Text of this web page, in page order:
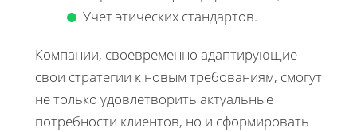
Учет этических стандартов.
Компании, своевременно адаптирующие
свои стратегии к новым требованиям, смогут
не только удовлетворить актуальные
потребности клиентов, но и сформировать